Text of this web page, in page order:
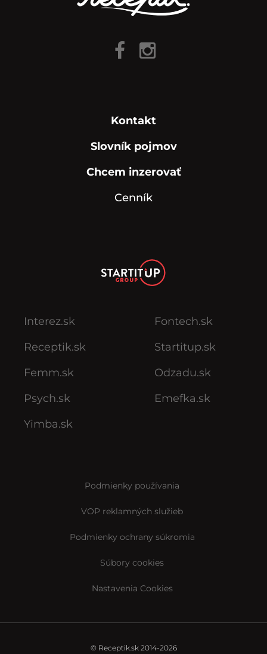
Kontakt
Slovník pojmov
Chcem inzerovať
Cenník
Interez.sk
Receptik.sk
Femm.sk
Psych.sk
Yimba.sk
Fontech.sk
Startitup.sk
Odzadu.sk
Emefka.sk
Podmienky používania
VOP reklamných služieb
Podmienky ochrany súkromia
Súbory cookies
Nastavenia Cookies
© Receptik.sk 2014-2026